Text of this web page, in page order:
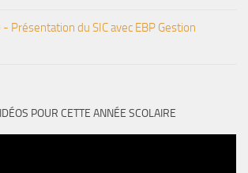
- Présentation du SIC avec EBP Gestion
POUR CETTE ANNÉE SCOLAIRE